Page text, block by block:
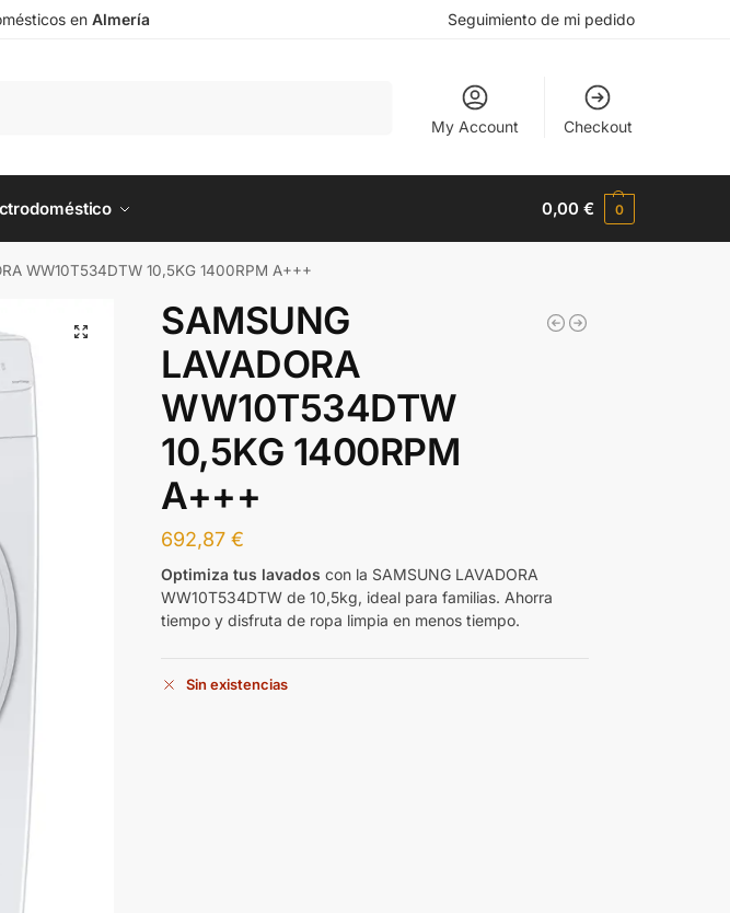
en Almería Seguimiento de mi pedido
My Account Checkout
0,00€ 0
WW10T534DTW 10,5KG 1400RPM A+++
SAMSUNG
LAVADORA
WW10T534DTW
10,5KG 1400RPM
A+++
692,87€
Optimiza tus lavados con la SAMSUNG LAVADORA
WW10T534DTW de 10,5kg, ideal para familias. Ahorra
tiempo y disfruta de ropa limpia en menos tiempo.
Sin existencias